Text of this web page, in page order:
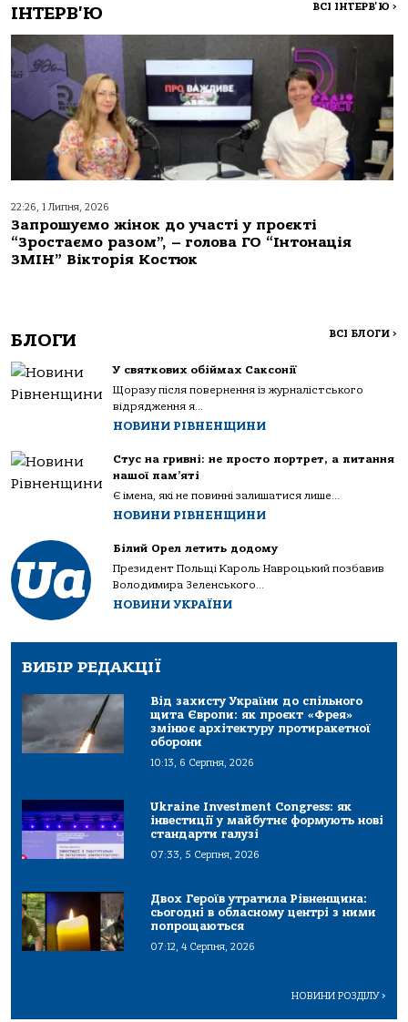
ІНТЕРВ'Ю ВСІ ІНТЕРВ'Ю >
22:26, 1 Липня, 2026
Запрошуємо жінок до участі у проєкті
“Зростаємо разом”, – голова ГО “Інтонація
ЗМІН” Вікторія Костюк
БЛОГИ ВСІ БЛОГИ >
У святкових обіймах Саксонії
Щоразу після повернення із журналістського
відрядження я...
НОВИНИ РІВНЕНЩИНИ
Стус на гривні: не просто портрет, а питання
нашої пам’яті
Є імена, які не повинні залишатися лише...
НОВИНИ РІВНЕНЩИНИ
Білий Орел летить додому
Президент Польщі Кароль Навроцький позбавив
Володимира Зеленського...
НОВИНИ УКРАЇНИ
ВИБІР РЕДАКЦІЇ
Від захисту України до спільного
щита Європи: як проєкт «Фрея»
змінює архітектуру протиракетної
оборони
10:13, 6 Серпня, 2026
Ukraine Investment Congress: як
інвестиції у майбутнє формують нові
стандарти галузі
07:33, 5 Серпня, 2026
Двох Героїв утратила Рівненщина:
сьогодні в обласному центрі з ними
попрощаються
07:12, 4 Серпня, 2026
НОВИНИ РОЗДІЛУ>